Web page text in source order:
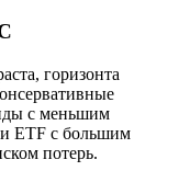
горизонта
с меньшим
ETF с большим
потерь.